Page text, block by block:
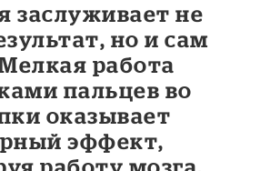
заслуживает не
но и сам
работа
пальцев во
оказывает
эффект,